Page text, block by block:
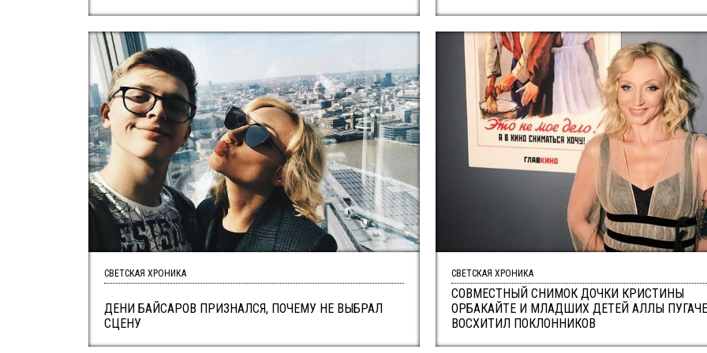
ДЕНИ БАЙСАРОВ ПРИЗНАЛСЯ, ПОЧЕМУ НЕ ВЫБРАЛ
СЦЕНУ
СВЕТСКАЯ ХРОНИКА
СОВМЕСТНЫЙ СНИМОК ДОЧКИ КРИСТИНЫ
ОРБАКАЙТЕ И МЛАДШИХ ДЕТЕЙ АЛЛЫ
ВОСХИТИЛ ПОКЛОННИКОВ
СВЕТСКАЯ ХРОНИКА